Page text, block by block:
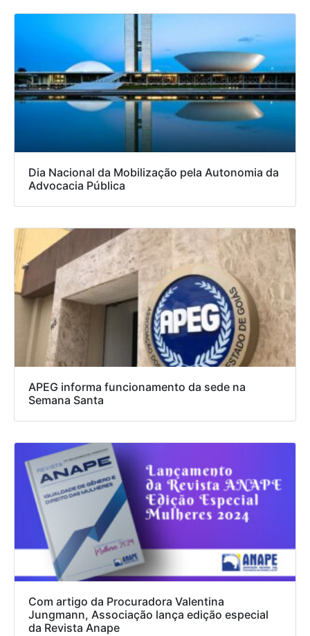
Dia Nacional da Mobilização pela Autonomia da
Advocacia Pública
APEG informa funcionamento da sede na
Semana Santa
Com artigo da Procuradora Valentina
Jungmann, Associação lança edição especial
da Revista Anape